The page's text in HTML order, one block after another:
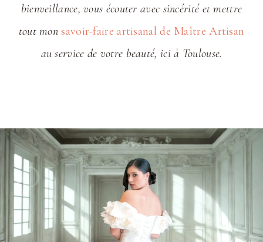
bienveillance, vous écouter avec sincérité et mettre
tout monsavoir-faire artisanal de Maître Artisan
au service de votre beauté, ici à Toulouse.
01